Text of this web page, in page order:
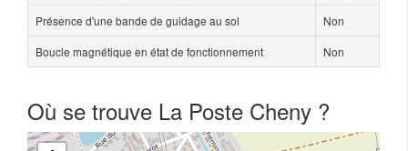
Présence d'une bande de guidage au sol
Non
Boucle magnétique en état de fonctionnement
Non
Où se trouve La Poste Cheny ?